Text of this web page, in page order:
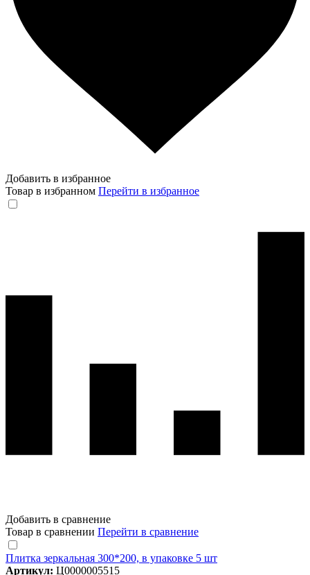
Добавить в избранное
Товар в избранном Перейти в избранное
Добавить в сравнение
Товар в сравнении Перейти в сравнение
Плитка зеркальная 300*200, в упаковке 5 шт
Артикул: Ц0000005515